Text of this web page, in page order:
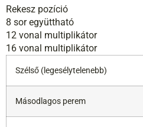
Rekesz pozíció
8 sor együttható
12 vonal multiplikátor
16 vonal multiplikátor
Szélső (legesélytelenebb)
Másodlagos perem